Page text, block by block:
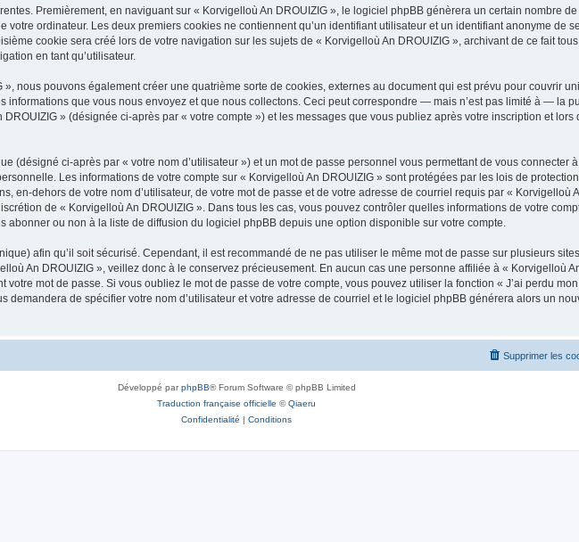
Premièrement, en naviguant sur « Korvigelloù An DROUIZIG », le logiciel phpBB génèrera un certain nombre
ordinateur. Les deux premiers cookies ne contiennent qu’un identifiant utilisateur et un identifiant anonyme de
cookie sera créé lors de votre navigation sur les sujets de « Korvigelloù An DROUIZIG », archivant de ce fait
en tant qu’utilisateur.
nous pouvons également créer une quatrième sorte de cookies, externes au document qui est prévu pour couvrir
informations que vous nous envoyez et que nous collectons. Ceci peut correspondre — mais n’est pas limité à — la
DROUIZIG » (désignée ci-après par « votre compte ») et les messages que vous publiez après votre inscription et
(désigné ci-après par « votre nom d’utilisateur ») et un mot de passe personnel vous permettant de vous connecter
Les informations de votre compte sur « Korvigelloù An DROUIZIG » sont protégées par les lois de
en-dehors de votre nom d’utilisateur, de votre mot de passe et de votre adresse de courriel requis par « Korvigelloù
de « Korvigelloù An DROUIZIG ». Dans tous les cas, vous pouvez contrôler quelles informations de votre
ou non à la liste de diffusion du logiciel phpBB depuis une option disponible sur votre compte.
afin qu’il soit sécurisé. Cependant, il est recommandé de ne pas utiliser le même mot de passe sur plusieurs
An DROUIZIG », veillez donc à le conservez précieusement. En aucun cas une personne affiliée à « Korvigelloù
mot de passe. Si vous oubliez le mot de passe de votre compte, vous pouvez utiliser la fonction « J’ai perdu
demandera de spécifier votre nom d’utilisateur et votre adresse de courriel et le logiciel phpBB générera alors un
Supprimer les
Développé parphpBB® Forum Software © phpBB Limited
Traduction française officielle ©Qiaeru
Confidentialité | Conditions